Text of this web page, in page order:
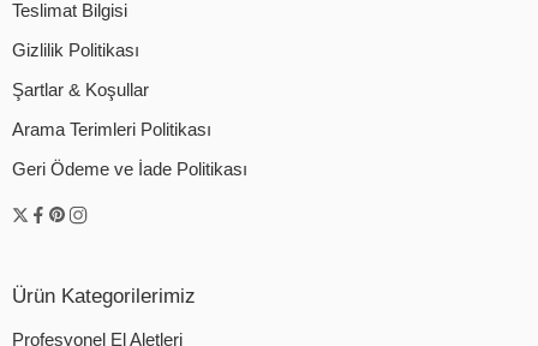
Teslimat Bilgisi
Gizlilik Politikası
Şartlar & Koşullar
Arama Terimleri Politikası
Geri Ödeme ve İade Politikası
Ürün Kategorilerimiz
Profesyonel El Aletleri